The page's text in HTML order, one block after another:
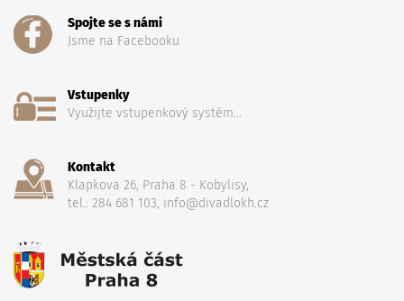
Spojte se s námi
Jsme na Facebooku
Vstupenky
Využijte vstupenkový systém...
Kontakt
Klapkova 26, Praha 8 - Kobylisy,
tel.: 284 681 103, info@divadlokh.cz